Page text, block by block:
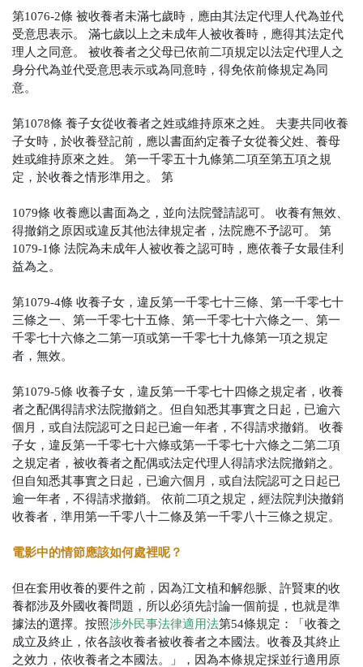
第1076-2條 被收養者未滿七歲時，應由其法定代理人代為並代
受意思表示。 滿七歲以上之未成年人被收養時，應得其法定代
理人之同意。 被收養者之父母已依前二項規定以法定代理人之
身分代為並代受意思表示或為同意時，得免依前條規定為同
意。
第1078條 養子女從收養者之姓或維持原來之姓。 夫妻共同收養
子女時，於收養登記前，應以書面約定養子女從養父姓、養母
姓或維持原來之姓。 第一千零五十九條第二項至第五項之規
定，於收養之情形準用之。
第
1079條 收養應以書面為之，並向法院聲請認可。 收養有無效、
得撤銷之原因或違反其他法律規定者，法院應不予認可。
第
1079-1條 法院為未成年人被收養之認可時，應依養子女最佳利
益為之。
第1079-4條 收養子女，違反第一千零七十三條、第一千零七十
三條之一、第一千零七十五條、第一千零七十六條之一、第一
千零七十六條之二第一項或第一千零七十九條第一項之規定
者，無效。
第1079-5條 收養子女，違反第一千零七十四條之規定者，收養
者之配偶得請求法院撤銷之。但自知悉其事實之日起，已逾六
個月，或自法院認可之日起已逾一年者，不得請求撤銷。 收養
子女，違反第一千零七十六條或第一千零七十六條之二第二項
之規定者，被收養者之配偶或法定代理人得請求法院撤銷之。
但自知悉其事實之日起，已逾六個月，或自法院認可之日起已
逾一年者，不得請求撤銷。 依前二項之規定，經法院判決撤銷
收養者，準用第一千零八十二條及第一千零八十三條之規定。
電影中的情節應該如何處裡呢？
但在套用收養的要件之前，因為江文植和解怨脈、許賢東的收
養都涉及外國收養問題，所以必須先討論一個前提，也就是準
據法的選擇。按照涉外民事法律適用法第54條規定：「收養之
成立及終止，依各該收養者被收養者之本國法。收養及其終止
之效力，依收養者之本國法。」，因為本條規定採並行適用原